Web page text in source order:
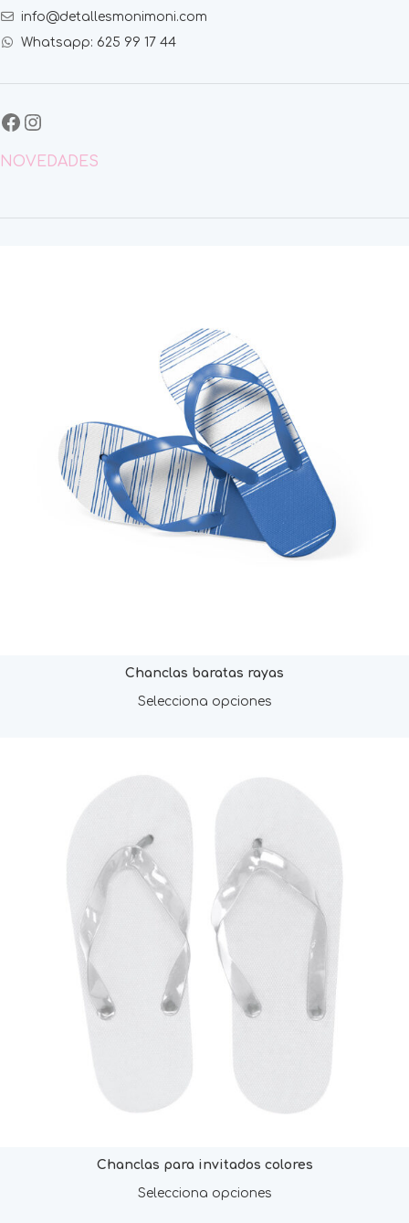
info@detallesmonimoni.com
Whatsapp: 625 99 17 44
NOVEDADES
Chanclas baratas rayas
Selecciona opciones
Chanclas para invitados colores
Selecciona opciones